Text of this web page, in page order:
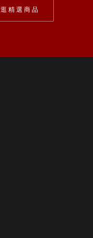
逛精選商品